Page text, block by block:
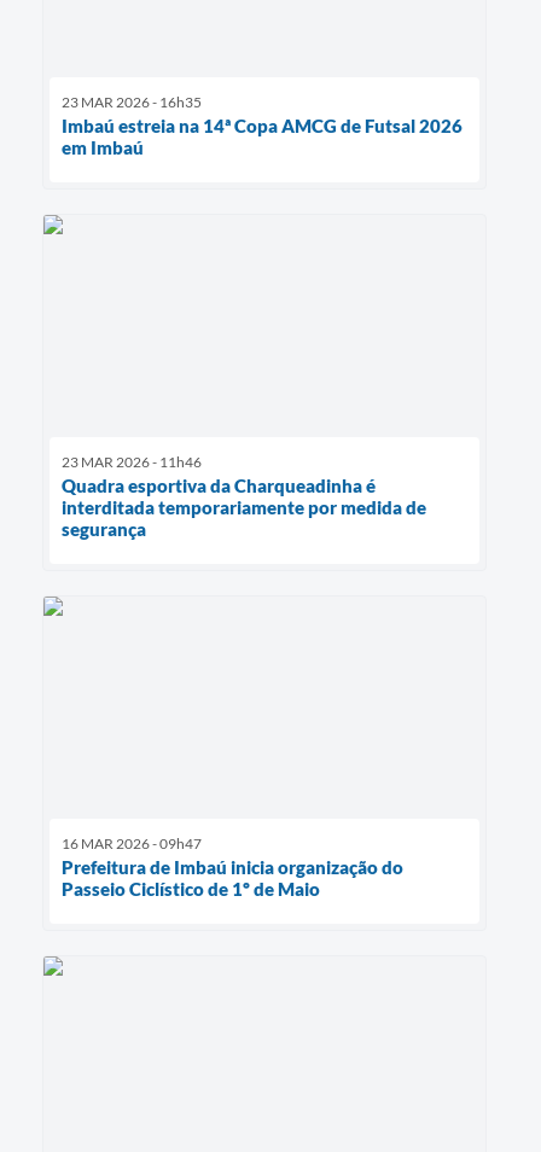
23 MAR 2026 - 16h35
Imbaú estreia na 14ª Copa AMCG de Futsal 2026
em Imbaú
23 MAR 2026 - 11h46
Quadra esportiva da Charqueadinha é
interditada temporariamente por medida de
segurança
16 MAR 2026 - 09h47
Prefeitura de Imbaú inicia organização do
Passeio Ciclístico de 1º de Maio